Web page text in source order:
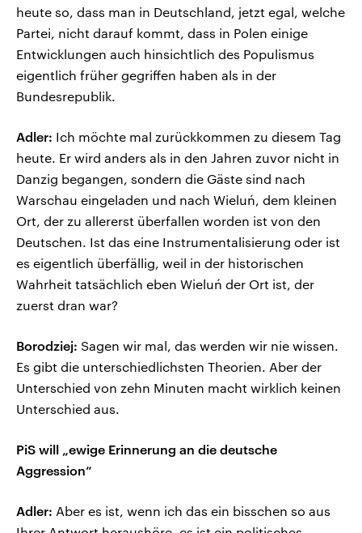
heute so, dass man in Deutschland, jetzt egal, welche
Partei, nicht darauf kommt, dass in Polen einige
Entwicklungen auch hinsichtlich des Populismus
eigentlich früher gegriffen haben als in der
Bundesrepublik.
Adler: Ich möchte mal zurückkommen zu diesem Tag
heute. Er wird anders als in den Jahren zuvor nicht in
Danzig begangen, sondern die Gäste sind nach
Warschau eingeladen und nach Wieluń, dem kleinen
Ort, der zu allererst überfallen worden ist von den
Deutschen. Ist das eine Instrumentalisierung oder ist
es eigentlich überfällig, weil in der historischen
Wahrheit tatsächlich eben Wieluń der Ort ist, der
zuerst dran war?
Borodziej: Sagen wir mal, das werden wir nie wissen.
Es gibt die unterschiedlichsten Theorien. Aber der
Unterschied von zehn Minuten macht wirklich keinen
Unterschied aus.
PiS will „ewige Erinnerung an die deutsche
Aggression“
Adler: Aber es ist, wenn ich das ein bisschen so aus